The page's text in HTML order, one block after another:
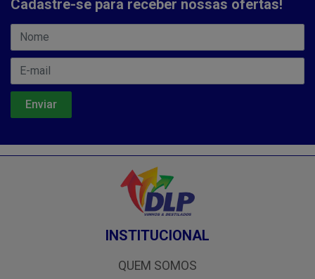
Cadastre-se para receber nossas ofertas!
INSTITUCIONAL
QUEM SOMOS